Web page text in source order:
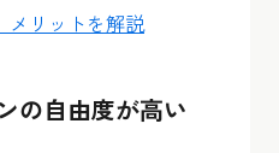
メリットを解説
の自由度が高い